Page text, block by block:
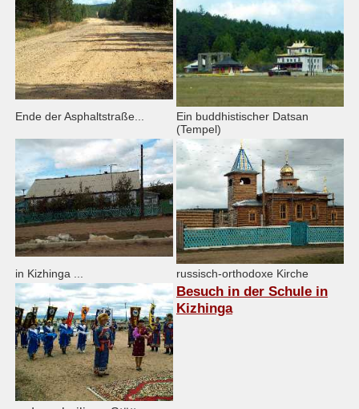
Ende der Asphaltstraße...
Ein buddhistischer Datsan
(Tempel)
in Kizhinga ... russisch-orthodoxe Kirche
Besuch in der Schule in
Kizhinga